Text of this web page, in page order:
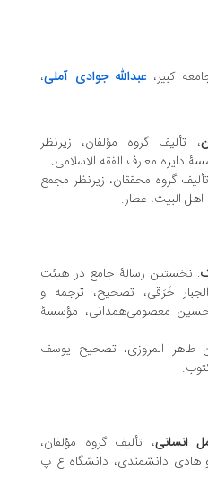
عبدالله جوادی آملی،
گروه مؤلفان، زیرنظر
الفقه الاسلامی.
محققان، زیرنظر مجمع
عطار‏‫.
رسالۀ جامع در هیئت
خَرَقی، تصحیح، ترجمه و
مؤسسۀ
المروزی، تصحیح یوسف
، تألیف گروه مؤلفان،
دانشمندی، دانشگاه ع پ